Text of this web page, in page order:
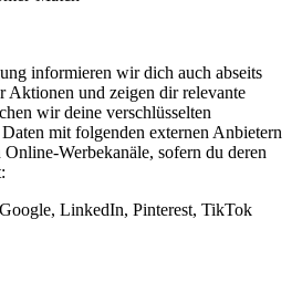
informieren wir dich auch abseits
Aktionen und zeigen dir relevante
wir deine verschlüsselten
mit folgenden externen Anbietern
Online-Werbekanäle, sofern du deren
LinkedIn, Pinterest, TikTok